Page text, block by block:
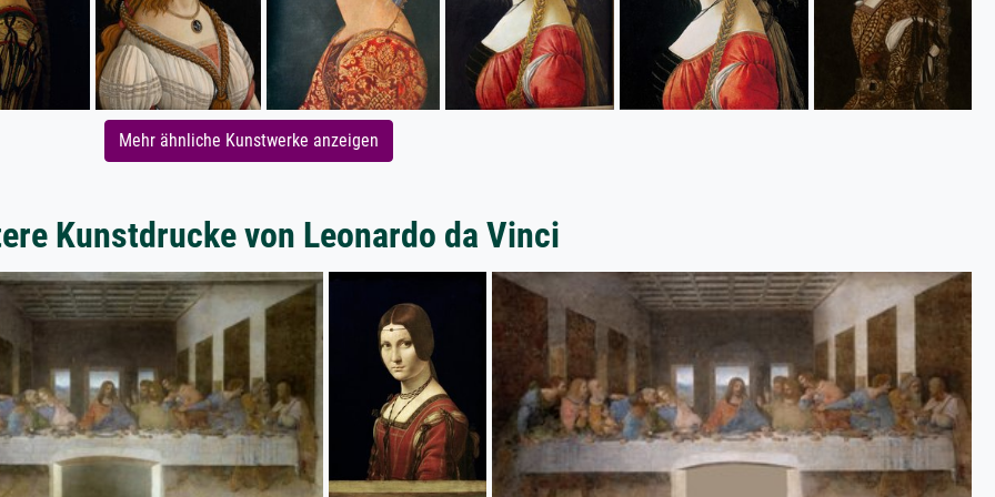
Mehr ähnliche Kunstwerke anzeigen
Kunstdrucke von Leonardo da Vinci